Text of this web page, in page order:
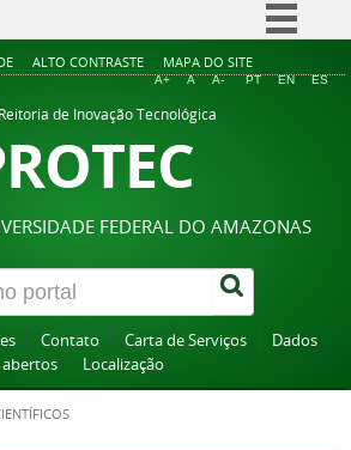
Simplifique!
Acesso à informação
ALTO CONTRASTE MAPA DO SITE
A+ A A- PT EN ES
de Inovação Tecnológica
FEDERAL DO AMAZONAS
Contato Carta de Serviços
Dados
abertos
Localização